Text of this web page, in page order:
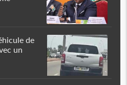
de
un